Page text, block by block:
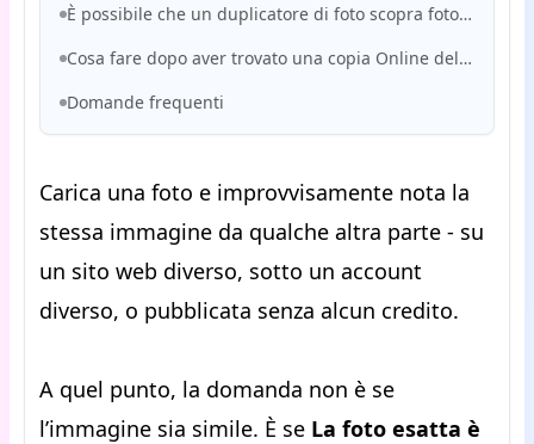
È possibile che un duplicatore di foto scopra foto rubate sui Social Media?
Cosa fare dopo aver trovato una copia Online delle foto
Domande frequenti
Carica una foto e improvvisamente nota la
stessa immagine da qualche altra parte - su
un sito web diverso, sotto un account
diverso, o pubblicata senza alcun credito.
A quel punto, la domanda non è se
l’immagine sia simile. È se La foto esatta è